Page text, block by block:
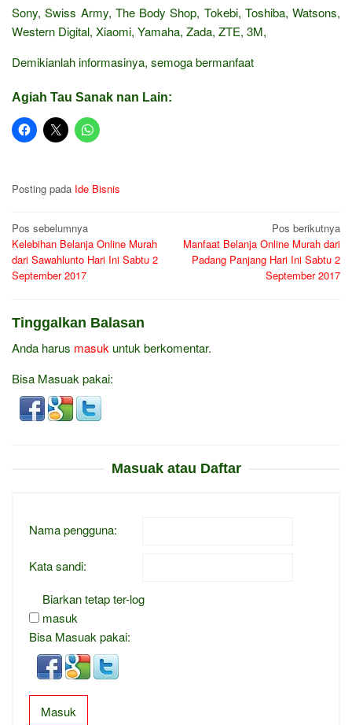
Sony, Swiss Army, The Body Shop, Tokebi, Toshiba, Watsons,
Western Digital, Xiaomi, Yamaha, Zada, ZTE, 3M,
Demikianlah informasinya, semoga bermanfaat
Agiah Tau Sanak nan Lain:
Posting pada Ide Bisnis
Navigasi
pos
Pos sebelumnya
Kelebihan Belanja Online Murah
dari Sawahlunto Hari Ini Sabtu 2
September 2017
Pos berikutnya
Manfaat Belanja Online Murah dari
Padang Panjang Hari Ini Sabtu 2
September 2017
Tinggalkan Balasan
Anda harus masuk untuk berkomentar.
Bisa Masuak pakai:
Masuak atau Daftar
Nama pengguna:
Kata sandi:
Biarkan tetap ter-log
masuk
Bisa Masuak pakai:
Masuk